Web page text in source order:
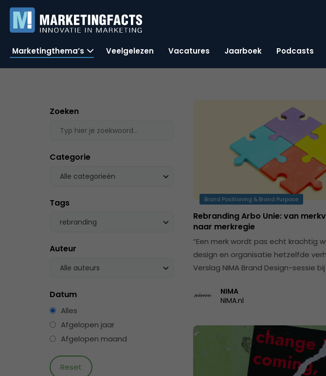
Marketingthema’s Veelgelezen Vacatures Jaarboek Podcasts
Zoeken
Categorie
Alle categorieën
Tags
rebranding
Auteur
Alle auteurs
Datum
Alles
Afgelopen jaar
Afgelopen maand
Brand Positioning & Brand Purpose
Rebranding Arbo Unie: van
naar merkregie
“Een merk wordt pas echt krachtig
design en organisatie hetzelfde
Verslag NIMA Brand Design-sessie
NIMA
NIMA.nl